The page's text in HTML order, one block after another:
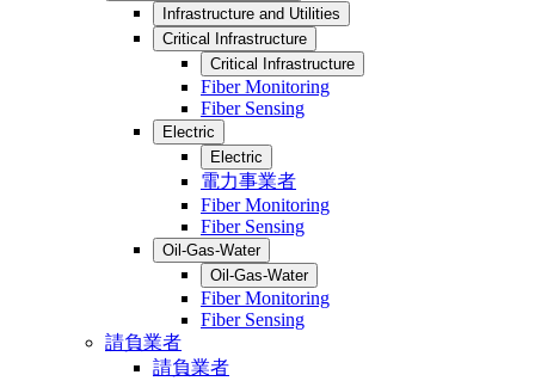
Infrastructure and Utilities
Critical Infrastructure
Critical Infrastructure
Fiber Monitoring
Fiber Sensing
Electric
Electric
電力事業者
Fiber Monitoring
Fiber Sensing
Oil-Gas-Water
Oil-Gas-Water
Fiber Monitoring
Fiber Sensing
請負業者
請負業者